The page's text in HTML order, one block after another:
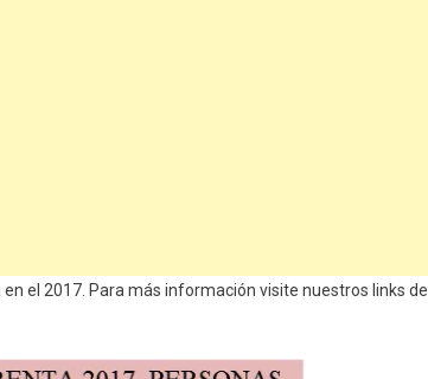
el 2017. Para más información visite nuestros links de